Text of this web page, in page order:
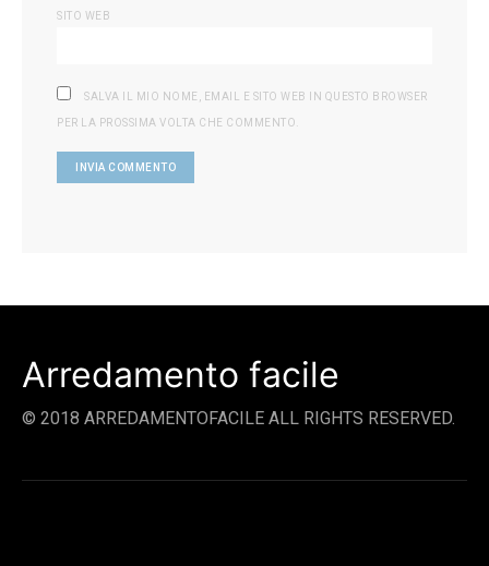
SITO WEB
SALVA IL MIO NOME, EMAIL E SITO WEB IN QUESTO BROWSER
PER LA PROSSIMA VOLTA CHE COMMENTO.
Arredamento facile
© 2018 ARREDAMENTOFACILE ALL RIGHTS RESERVED.